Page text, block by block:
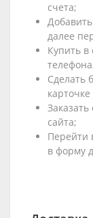
счета;
далее
Купить в
Сделать
сайта;
Перейти
в форму